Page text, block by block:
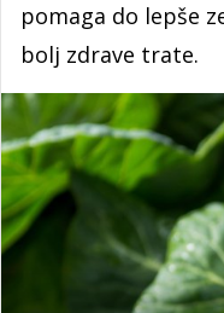
pomaga do lepše
bolj zdrave trate.